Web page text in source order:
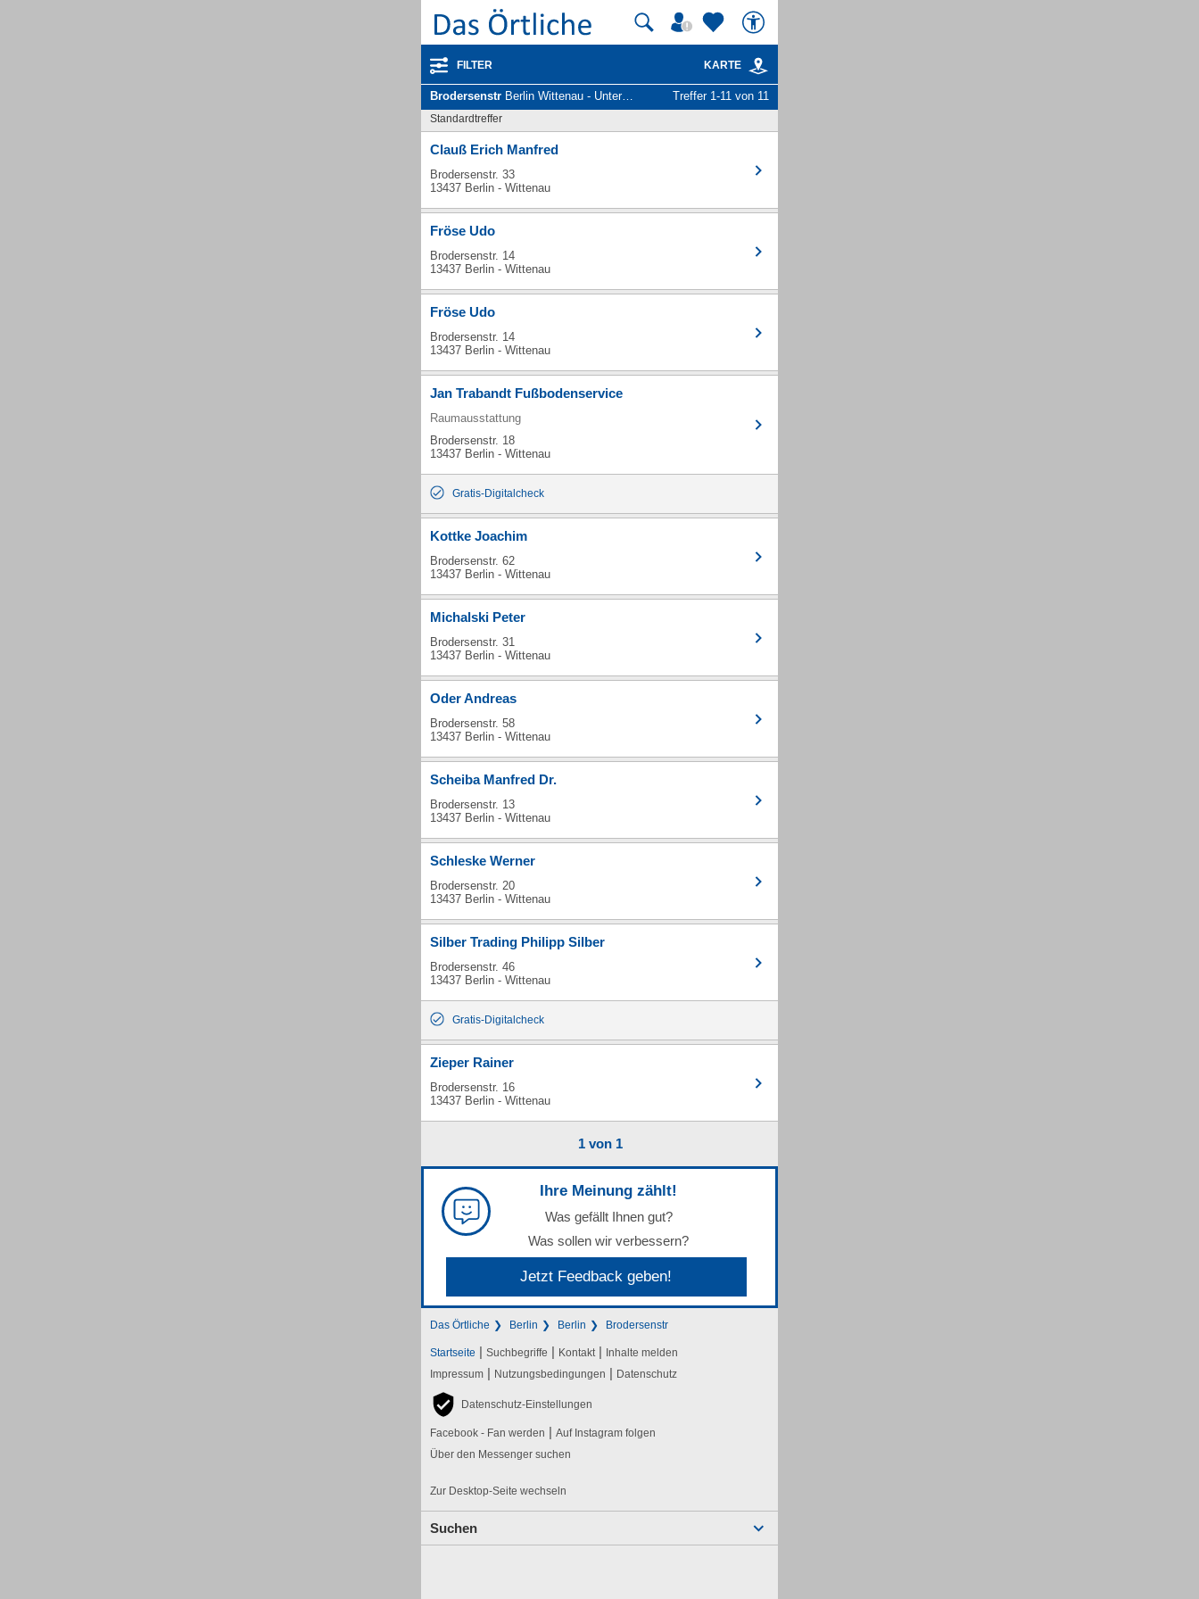
FILTER KARTE
Brodersenstr Berlin Wittenau - Unternehmen und Personen Treffer 1-11 von 11
Standardtreffer
Clauß Erich Manfred
Brodersenstr. 33
13437 Berlin - Wittenau
Fröse Udo
Brodersenstr. 14
13437 Berlin - Wittenau
Fröse Udo
Brodersenstr. 14
13437 Berlin - Wittenau
Jan Trabandt Fußbodenservice
Raumausstattung
Brodersenstr. 18
13437 Berlin - Wittenau
Gratis-Digitalcheck
Kottke Joachim
Brodersenstr. 62
13437 Berlin - Wittenau
Michalski Peter
Brodersenstr. 31
13437 Berlin - Wittenau
Oder Andreas
Brodersenstr. 58
13437 Berlin - Wittenau
Scheiba Manfred Dr.
Brodersenstr. 13
13437 Berlin - Wittenau
Schleske Werner
Brodersenstr. 20
13437 Berlin - Wittenau
Silber Trading Philipp Silber
Brodersenstr. 46
13437 Berlin - Wittenau
Gratis-Digitalcheck
Zieper Rainer
Brodersenstr. 16
13437 Berlin - Wittenau
1 von 1
Ihre Meinung zählt!
Was gefällt Ihnen gut?
Was sollen wir verbessern?
Jetzt Feedback geben!
Das Örtliche Berlin Berlin Brodersenstr
Startseite | Suchbegriffe | Kontakt | Inhalte melden
Impressum | Nutzungsbedingungen | Datenschutz
Datenschutz-Einstellungen
Facebook - Fan werden | Auf Instagram folgen
Über den Messenger suchen
Zur Desktop-Seite wechseln
Suchen